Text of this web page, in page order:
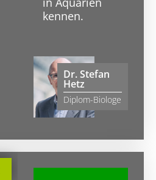
kennen.
Dr. Stefan
Hetz
Diplom-Biologe